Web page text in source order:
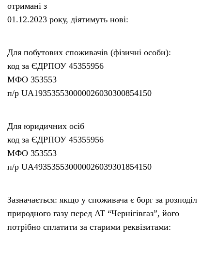
отримані з
01.12.2023 року, діятимуть нові:
Для побутових споживачів (фізичні особи):
код за ЄДРПОУ 45355956
МФО 353553
п/р UA193535530000026030300854150
Для юридичних осіб
код за ЄДРПОУ 45355956
МФО 353553
п/р UA493535530000026039301854150
Зазначається: якщо у споживача є борг за розподіл
природного газу перед АТ “Чернігівгаз”, його
потрібно сплатити за старими реквізитами: